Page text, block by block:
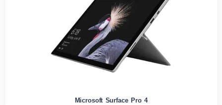
Microsoft Surface Pro 4